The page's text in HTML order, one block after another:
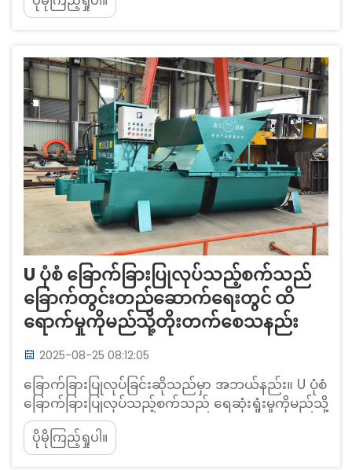
ကို ဆန့်ကျင်ဘက်ဖြစ်စေပြီး မြေဆိုင်ရာနေရာများမှ ရေ
ကိုထိရောက်စွာ လမ်းကြောင်းပြောင်းပေးသည်။
သော...
U ပုံစံ ခြောက်ခြားပြုလုပ်သည့်စက်သည်
ခြောက်တွင်းတည်ဆောက်ရေးတွင် ထိ
ရောက်မှုကိုမည်သို့တိုးတက်စေသနည်း
2025-08-25 08:12:05
ခြောက်ခြားပြုလုပ်ခြင်းဆိုသည်မှာ အဘယ်နည်း။ U ပုံစံ
ခြောက်ခြားပြုလုပ်သည့်စက်သည် ရေဆုံးရှုံးမှုကိုမည်သို့
လျော့နည်းစေသနည်း။ ခြောက်ခြားပြုလုပ်ခြင်းဆိုသည်
မှာ ရေဆုံးရှုံးမှုကိုလျော့နည်းစေရန်နှင့် မြေဆုပ်များမ
ပျောက်ဆုံးစေရန် ခြောက်တွင်းများအတွင်း ကွန်ကရစ်
ပိုမိုကြည့်ရှုပါ။